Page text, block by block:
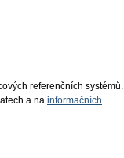
referenčních systémů.
a na informačních